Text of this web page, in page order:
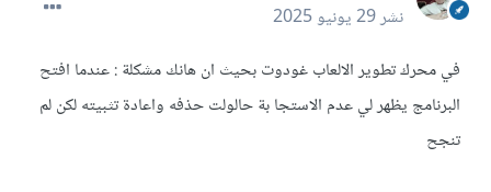
نشر29 يونيو 2025
في محرك تطوير الالعاب غودوت بحيث ان هانك مشكلة : عندما افتح
البرنامج يظهر لي عدم الاستجا بة حالولت حذفه واعادة تثبيته لكن لم
تنجح